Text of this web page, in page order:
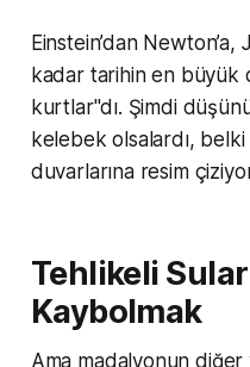
Einstein’dan Newton’a,
kadar tarihin en büyük
kurtlar"dı. Şimdi
kelebek olsalardı,
duvarlarına resim
Tehlikeli
Kaybolmak
Ama madalyonun